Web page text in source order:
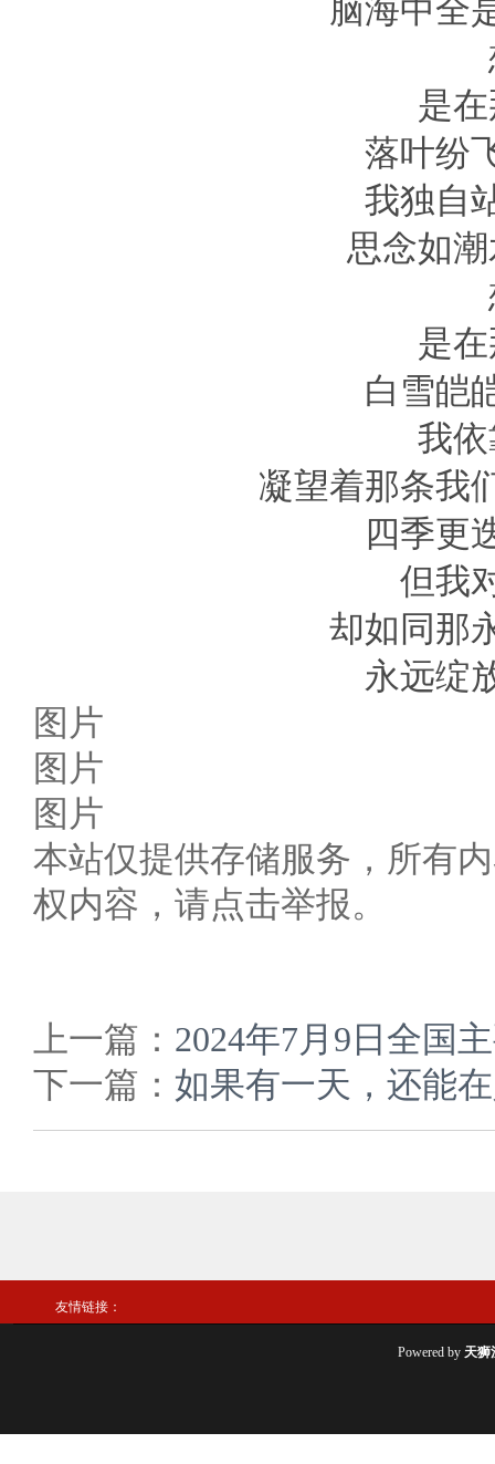
脑海中全
是
落叶纷
我独自
思念如
是
白雪皑
我
凝望着那条我
四季更
但我
却如同那
永远绽
图片
图片
图片
本站仅提供存储服务，所有
权内容，请点击举报。
上一篇： 2024年7月9日全国
下一篇： 如果有一天，还能
友情链接：
Powered by 天狮